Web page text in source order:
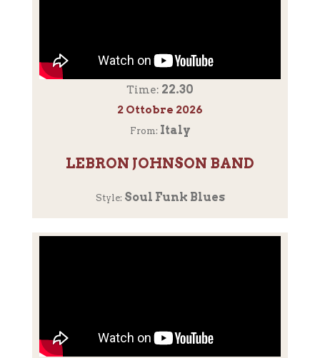
Time: 22.30
2 Ottobre 2026
From: Italy
LEBRON JOHNSON BAND
Style: Soul Funk Blues